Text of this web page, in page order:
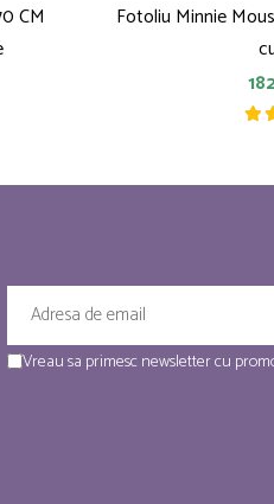
CM
Fotoliu Minnie
Vreau sa primesc newsletter cu